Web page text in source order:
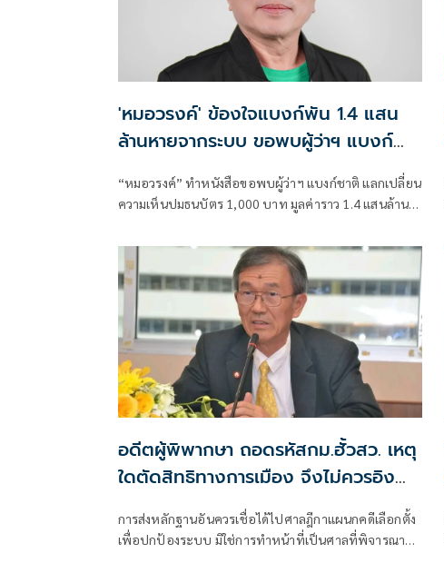
'หมอวรงค์' ข้องใจแบงก์พัน 1.4 แสน
ล้านหายจากระบบ ขอพบผู้ว่าฯ แบงก์
“หมอวรงค์” ทำหนังสือขอพบผู้ว่าฯ แบงก์ชาติ แลกเปลี่ยน
ความเห็นปมธนบัตร 1,000 บาท มูลค่าราว 1.4 แสนล้าน
การทุจริตคอร์รัปชันและธุรกิจทุนเทา พร้อมหาทางออก
ต่อปัญหาดังกล่าว
อดีตผู้พิพากษา ถอดรหัสกม.ฮั้วสว. เหตุ
ใดตัดสิทธิทางการเมือง จึงไม่ควรอิง
มาตรฐานเดียวกับคดีอาญา
การส่งหลักฐานอันควรเชื่อได้ไปศาลฎีกาแผนกคดีเลือกตั้ง
เพื่อปกป้องระบบ มิใช่การทำหน้าที่เป็นศาลที่พิจารณาคดี